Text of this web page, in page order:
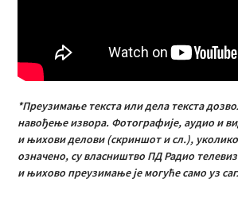
*Преузимање текста или дела текста
навођење извора. Фотографије, аудио и
и њихови делови (скриншот и сл.), уколико
означено, су власништво ПД Радио
и њихово преузимање је могуће само уз